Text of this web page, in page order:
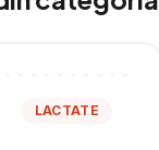
LACTATE